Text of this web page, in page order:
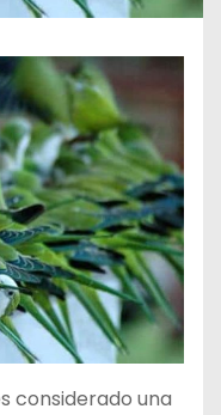
considerado una